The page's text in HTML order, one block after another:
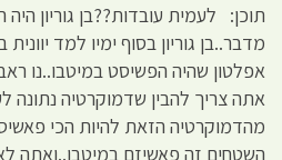
תוכן: לעמית עובדות??בן גוריון
מדבר..בן גוריון בסוף ימיו למד
אפלטון שהיה הפשיסט במיטבו..נו
אתה צריך להבין שדמוקרטיה נתונה
מהדמוקרטיה הזאת להיות הכי
השטחים זה פאשיזם במיטבו..ואתה